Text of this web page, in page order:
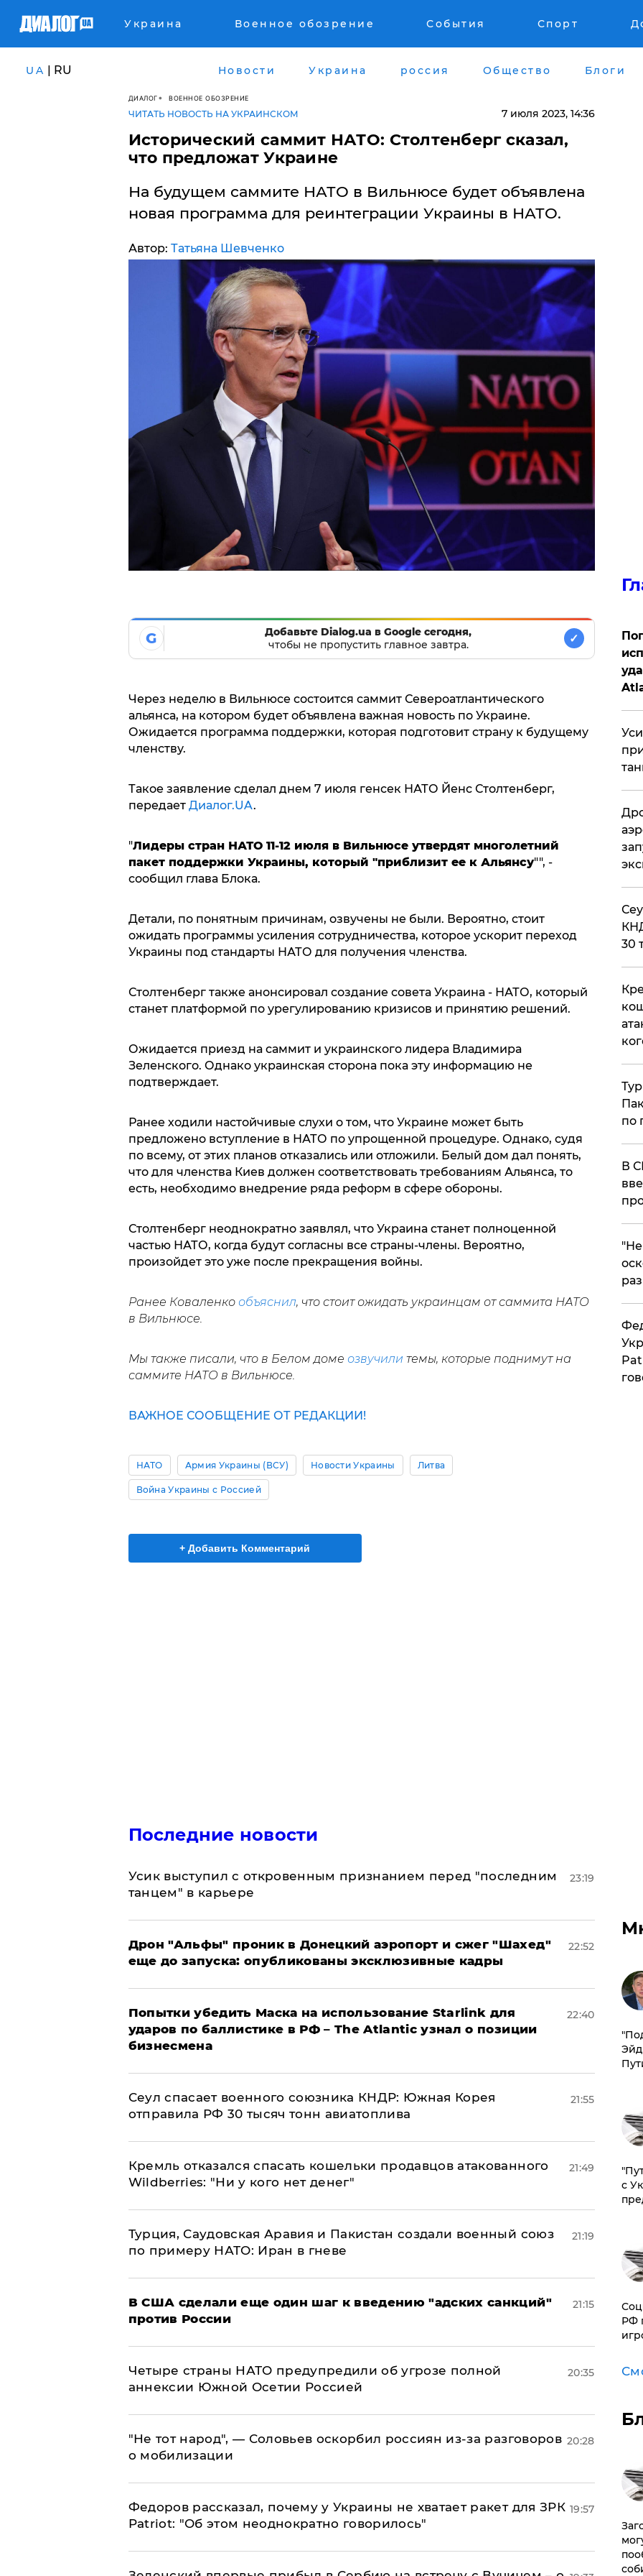
Украина Военное обозрение События Спорт
UA | RU Новости Украина россия Общество Блоги
ДИАЛОГ ВОЕННОЕ ОБОЗРЕНИЕ
ЧИТАТЬ НОВОСТЬ НА УКРАИНСКОМ 7 июля 2023, 14:36
​Исторический саммит НАТО: Столтенберг сказал,
что предложат Украине
На будущем саммите НАТО в Вильнюсе будет объявлена
новая программа для реинтеграции Украины в НАТО.
Автор: Татьяна Шевченко
G
Добавьте Dialog.ua в Google сегодня,
чтобы не пропустить главное завтра.
✓
Через неделю в Вильнюсе состоится саммит Североатлантического
альянса, на котором будет объявлена важная новость по Украине.
Ожидается программа поддержки, которая подготовит страну к будущему
членству.
Такое заявление сделал днем 7 июля генсек НАТО Йенс Столтенберг,
передает Диалог.UA.
"Лидеры стран НАТО 11-12 июля в Вильнюсе утвердят многолетний
пакет поддержки Украины, который "приблизит ее к Альянсу"", -
сообщил глава Блока.
Детали, по понятным причинам, озвучены не были. Вероятно, стоит
ожидать программы усиления сотрудничества, которое ускорит переход
Украины под стандарты НАТО для получения членства.
Столтенберг также анонсировал создание совета Украина - НАТО, который
станет платформой по урегулированию кризисов и принятию решений.
Ожидается приезд на саммит и украинского лидера Владимира
Зеленского. Однако украинская сторона пока эту информацию не
подтверждает.
Ранее ходили настойчивые слухи о том, что Украине может быть
предложено вступление в НАТО по упрощенной процедуре. Однако, судя
по всему, от этих планов отказались или отложили. Белый дом дал понять,
что для членства Киев должен соответствовать требованиям Альянса, то
есть, необходимо внедрение ряда реформ в сфере обороны.
Столтенберг неоднократно заявлял, что Украина станет полноценной
частью НАТО, когда будут согласны все страны-члены. Вероятно,
произойдет это уже после прекращения войны.
Ранее Коваленко объяснил, что стоит ожидать украинцам от саммита НАТО
в Вильнюсе.
Мы также писали, что в Белом доме озвучили темы, которые поднимут на
саммите НАТО в Вильнюсе.
ВАЖНОЕ СООБЩЕНИЕ ОТ РЕДАКЦИИ!
НАТО Армия Украины (ВСУ) Новости Украины Литва
Война Украины с Россией
+ Добавить Комментарий
Последние новости
Усик выступил с откровенным признанием перед "последним
танцем" в карьере
23:19
Дрон "Альфы" проник в Донецкий аэропорт и сжег "Шахед"
еще до запуска: опубликованы эксклюзивные кадры
22:52
Попытки убедить Маска на использование Starlink для
ударов по баллистике в РФ – The Atlantic узнал о позиции
бизнесмена
22:40
​Сеул спасает военного союзника КНДР: Южная Корея
отправила РФ 30 тысяч тонн авиатоплива
21:55
Кремль отказался спасать кошельки продавцов атакованного
Wildberries: "Ни у кого нет денег"
21:49
Турция, Саудовская Аравия и Пакистан создали военный союз
по примеру НАТО: Иран в гневе
21:19
В США сделали еще один шаг к введению "адских санкций"
против России
21:15
Четыре страны НАТО предупредили об угрозе полной
аннексии Южной Осетии Россией
20:35
​"Не тот народ", — Соловьев оскорбил россиян из-за разговоров
о мобилизации
20:28
Федоров рассказал, почему у Украины не хватает ракет для ЗРК
Patriot: "Об этом неоднократно говорилось"
19:57
30
по
В
с
РФ